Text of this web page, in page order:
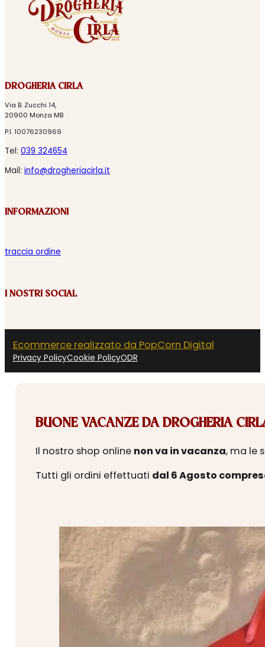
DROGHERIA CIRLA
Via B. Zucchi 14,
20900 Monza MB
P.I. 10076230969
Tel: 039 324654
Mail: info@drogheriacirla.it
INFORMAZIONI
traccia ordine
I NOSTRI SOCIAL
Ecommerce realizzato da PopCorn Digital
Privacy PolicyCookie PolicyODR
BUONE VACANZE DA DROGHERIA
Il nostro shop online non va in vacanza, ma le
Tutti gli ordini effettuati dal 6 Agosto